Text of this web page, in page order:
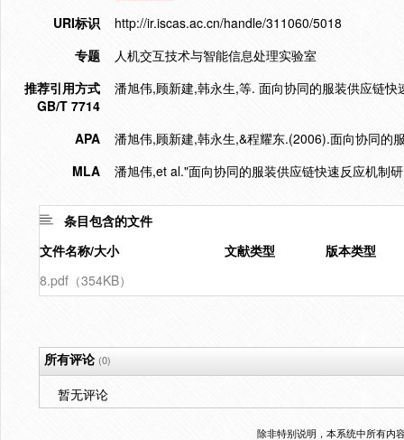
URI标识
http://ir.iscas.ac.cn/handle/311060/5018
专题
人机交互技术与智能信息处理实验室
推荐引用方式
GB/T 7714
潘旭伟,顾新建,韩永生,等. 面向协同的服装供应链
APA
潘旭伟,顾新建,韩永生,&程耀东.(2006).面向协同的
MLA
潘旭伟,et al."面向协同的服装供应链快速反应机制
条目包含的文件
文件名称/大小
文献类型
版本类型
8.pdf（354KB）
所有评论(0)
暂无评论
除非特别说明，本系统中所有内